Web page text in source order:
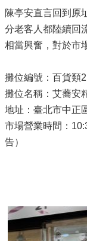
陳亭安直言回到原
分老客人都陸續回
相當興奮，對於市
攤位編號：百貨類
攤位名稱：艾蕎安
地址：臺北市中正
市場營業時間：
告）